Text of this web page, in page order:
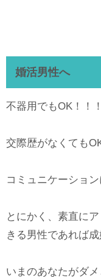
婚活男性へ
不器用でもOK！！！
交際歴がなくても
コミュニケーショ
とにかく、素直に
きる男性であれば成
いまのあなたがダ